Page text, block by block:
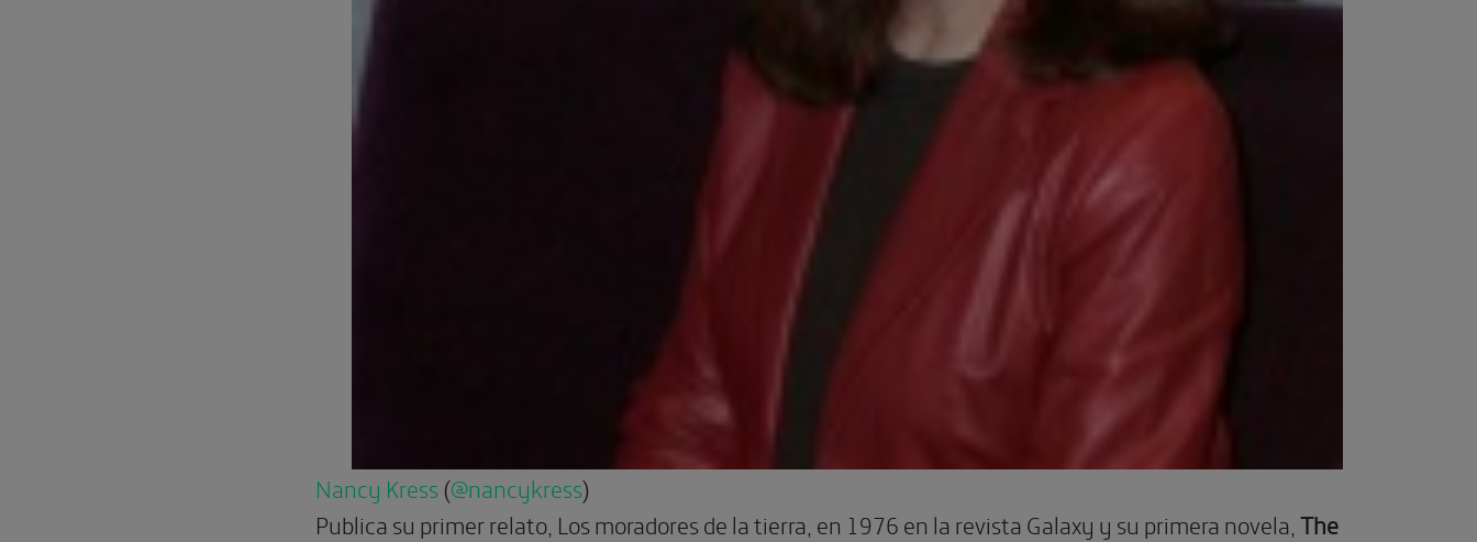
Nancy Kress(@nancykress)
Publica su primer relato, Los moradores de la tierra, en 1976 en la revista Galaxy y su primera novela, The